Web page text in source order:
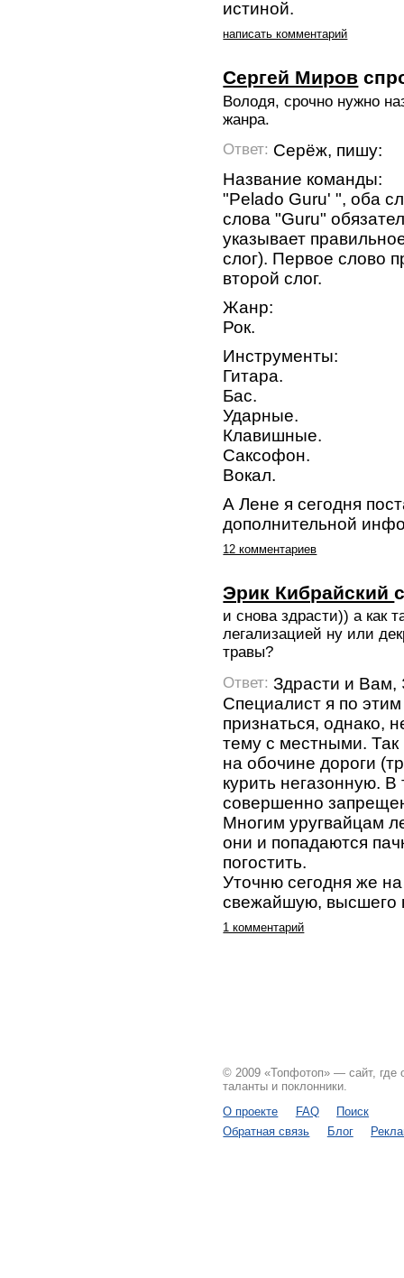
истиной.
написать комментарий
Сергей Миров
Володя, срочно нужно
жанра.
Ответ: Серёж, пишу:
Название команды:
"Pelado Guru' ", оба
слова "Guru"
указывает
слог). Первое слово
второй слог.
Жанр:
Рок.
Инструменты:
Гитара.
Бас.
Ударные.
Клавишные.
Саксофон.
Вокал.
А Лене я сегодня
дополнительной
12 комментариев
Эрик Кибрайский
и снова здрасти)) а как
легализацией ну или
травы?
Ответ:Здрасти и Вам,
Специалист я по
признаться, однако,
тему с местными. Так
на обочине дороги
курить негазонную. В
совершенно
Многим уругвайцам
они и попадаются
погостить.
Уточню сегодня же
свежайшую, высшего
1 комментарий
© 2009 «Топфотоп» — сайт, где
таланты и поклонники.
О проекте
FAQ
Поиск
Обратная связь
Блог